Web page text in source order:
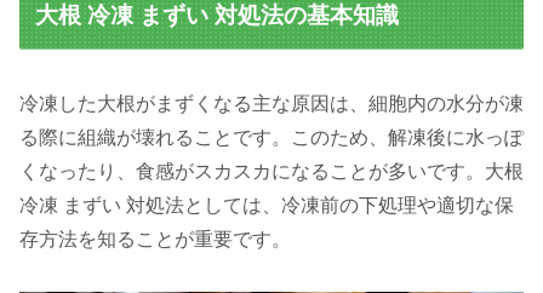
大根 冷凍 まずい 対処法の基本知識
冷凍した大根がまずくなる主な原因は、細胞内の水分が凍
る際に組織が壊れることです。このため、解凍後に水っぽ
くなったり、食感がスカスカになることが多いです。大根
冷凍 まずい 対処法としては、冷凍前の下処理や適切な保
存方法を知ることが重要です。